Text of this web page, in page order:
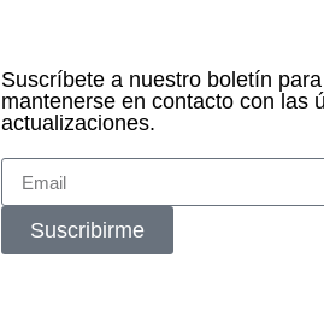
Suscríbete a nuestro boletín para
mantenerse en contacto con las
actualizaciones.
Suscribirme